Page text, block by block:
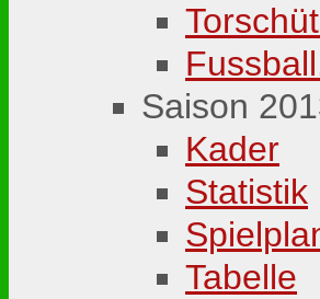
Saison
Kader
Statistik
Tabelle